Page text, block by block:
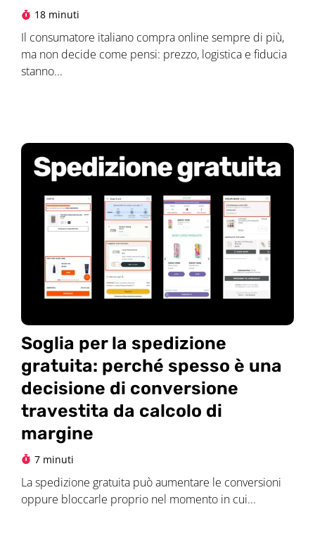
18 minuti
Il consumatore italiano compra online sempre di più,
ma non decide come pensi: prezzo, logistica e fiducia
stanno...
Soglia per la spedizione
gratuita: perché spesso è una
decisione di conversione
travestita da calcolo di
margine
7 minuti
La spedizione gratuita può aumentare le conversioni
oppure bloccarle proprio nel momento in cui...